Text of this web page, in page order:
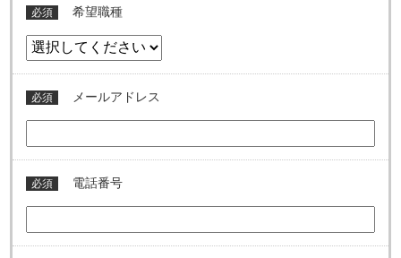
必須 希望職種
必須 メールアドレス
必須 電話番号